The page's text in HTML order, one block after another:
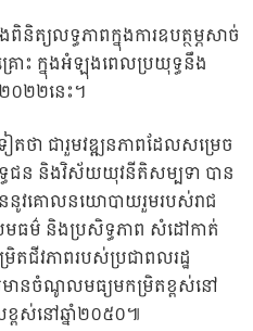
ពិនិត្យលទ្ធភាពក្នុងការឧបត្ថម្ភសាច់
រោះ ក្នុងអំឡុងពេលប្រយុទ្ធនឹង
០២២នេះ។
ថា ជារួមវឌ្ឍនភាពដែលសម្រេច
ជន និងវិស័យយុវនីតិសម្បទា បាន
ននូវគោលនយោបាយរួមរបស់រាជ
មធម៌ និងប្រសិទ្ធភាព សំដៅកាត់
តជីវភាពរបស់ប្រជាពលរដ្ឋ
សមានចំណូលមធ្យមកម្រិតខ្ពស់នៅ
ពស់នៅឆ្នាំ២០៥០៕